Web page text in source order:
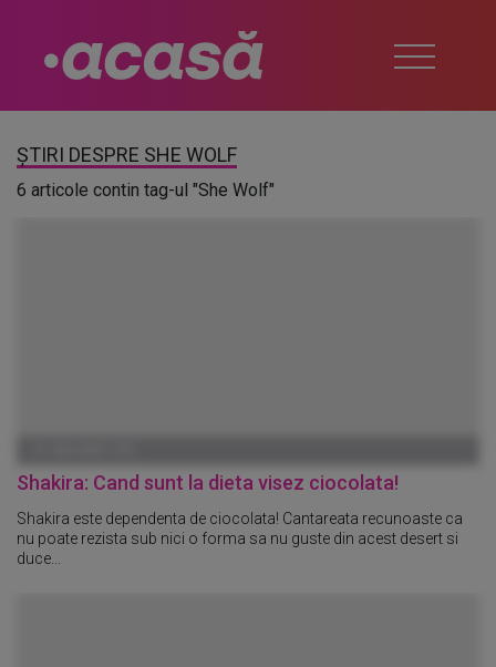
ȘTIRI DESPRE SHE WOLF
6 articole contin tag-ul "She Wolf"
Shakira: Cand sunt la dieta visez ciocolata!
Shakira este dependenta de ciocolata! Cantareata recunoaste ca
nu poate rezista sub nici o forma sa nu guste din acest desert si
duce...